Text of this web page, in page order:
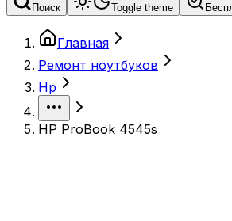
Поиск Toggle theme
Главная
Ремонт ноутбуков
Hp
HP ProBook 4545s